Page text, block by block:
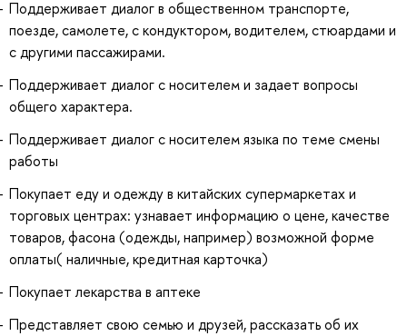
Поддерживает диалог в общественном транспорте,
поезде, самолете, с кондуктором, водителем, стюардами и
с другими пассажирами.
Поддерживает диалог с носителем и задает вопросы
общего характера.
Поддерживает диалог с носителем языка по теме смены
работы
Покупает еду и одежду в китайских супермаркетах и
торговых центрах: узнавает информацию о цене, качестве
товаров, фасона (одежды, например) возможной форме
оплаты( наличные, кредитная карточка)
Покупает лекарства в аптеке
Представляет свою семью и друзей, рассказать об их